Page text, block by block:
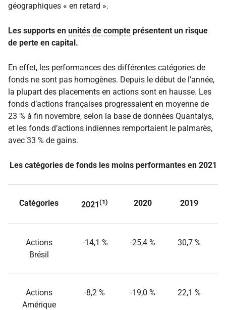
géographiques « en retard ».
Les supports en unités de compte présentent un risque
de perte en capital.
En effet, les performances des différentes catégories de
fonds ne sont pas homogènes. Depuis le début de l’année,
la plupart des placements en actions sont en hausse. Les
fonds d’actions françaises progressaient en moyenne de
23 % à fin novembre, selon la base de données Quantalys,
et les fonds d’actions indiennes remportaient le palmarès,
avec 33 % de gains.
Les catégories de fonds les moins performantes en 2021
Catégories 2021(1) 2020 2019
Actions
Brésil
-14,1 % -25,4 % 30,7 %
Actions
Amérique
-8,2 % -19,0 % 22,1 %